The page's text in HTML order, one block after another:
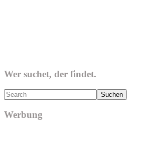
Wer suchet, der findet.
Search
Werbung